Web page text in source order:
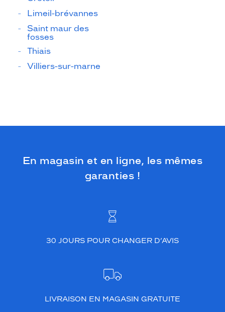
Limeil-brévannes
Saint maur des
fosses
Thiais
Villiers-sur-marne
En magasin et en ligne, les mêmes
garanties !
30 JOURS POUR CHANGER D’AVIS
LIVRAISON EN MAGASIN GRATUITE